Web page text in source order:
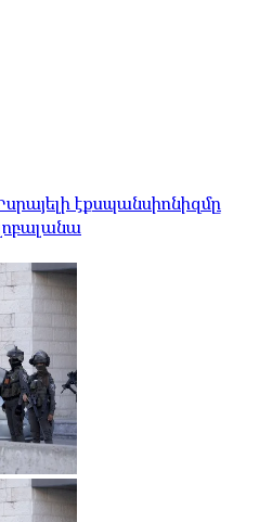
էքսպանսիոնիզմը